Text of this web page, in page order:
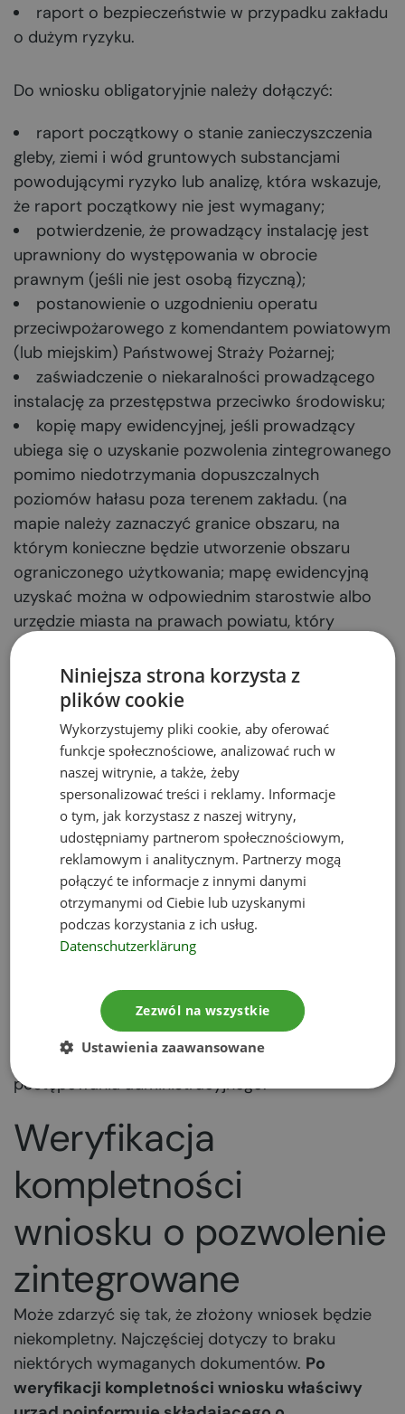
raport o bezpieczeństwie w przypadku zakładu
o dużym ryzyku.
Do wniosku obligatoryjnie należy dołączyć:
raport początkowy o stanie zanieczyszczenia
gleby, ziemi i wód gruntowych substancjami
powodującymi ryzyko lub analizę, która wskazuje,
że raport początkowy nie jest wymagany;
potwierdzenie, że prowadzący instalację jest
uprawniony do występowania w obrocie
prawnym (jeśli nie jest osobą fizyczną);
postanowienie o uzgodnieniu operatu
przeciwpożarowego z komendantem powiatowym
(lub miejskim) Państwowej Straży Pożarnej;
zaświadczenie o niekaralności prowadzącego
instalację za przestępstwa przeciwko środowisku;
kopię mapy ewidencyjnej, jeśli prowadzący
ubiega się o uzyskanie pozwolenia zintegrowanego
pomimo niedotrzymania dopuszczalnych
poziomów hałasu poza terenem zakładu. (na
mapie należy zaznaczyć granice obszaru, na
którym konieczne będzie utworzenie obszaru
ograniczonego użytkowania; mapę ewidencyjną
uzyskać można w odpowiednim starostwie albo
urzędzie miasta na prawach powiatu, który
prowadzi państwowy zasób geodezyjny i
kartograficzny).
Opłata rejestracyjna
przy składaniu
wniosku
Złożenie wniosku o wydaniepozwolenia
zintegrowanego wiążę się z uiszczeniem opłaty
rejestracyjnej, która pokrywa koszty czynności
administracyjnych. Jeśli należności nie zapłaci się
podczas składania wniosku, odpowiedni organ
przyjmujący wniosek powinien wyznaczyć termin
zapłaty wynoszący 7 lub 14 dni. To ważne, bo brak
wniesienia opłaty rejestracyjnej oznacza
zwrócenie wniosku do składającego i umorzenie
postępowania administracyjnego.
Weryfikacja
kompletności
wniosku o pozwolenie
zintegrowane
Może zdarzyć się tak, że złożony wniosek będzie
niekompletny. Najczęściej dotyczy to braku
niektórych wymaganych dokumentów. Po
weryfikacji kompletności wniosku właściwy
Niniejsza strona korzysta z
plików cookie
Wykorzystujemy pliki cookie, aby oferować
funkcje społecznościowe, analizować ruch w
naszej witrynie, a także, żeby
spersonalizować treści i reklamy. Informacje
o tym, jak korzystasz z naszej witryny,
udostępniamy partnerom społecznościowym,
reklamowym i analitycznym. Partnerzy mogą
połączyć te informacje z innymi danymi
otrzymanymi od Ciebie lub uzyskanymi
podczas korzystania z ich usług.
Datenschutzerklärung
Zezwól na wszystkie
Ustawienia zaawansowane